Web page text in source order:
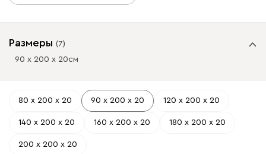
Размеры (7)
90 х 200 х 20см
80 х 200 х 20 90 х 200 х 20 120 х 200 х 20
140 х 200 х 20 160 х 200 х 20 180 х 200 х 20
200 х 200 х 20